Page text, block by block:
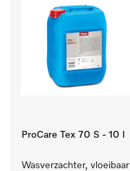
ProCare Tex 70 S - 10 l
Wasverzachter, vloeibaar